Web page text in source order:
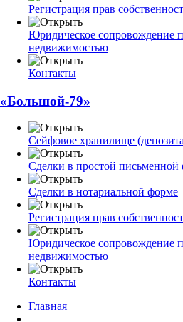
Регистрация прав
Юридическое сопровождение
недвижимостью
Контакты
«Большой-79»
Сейфовое хранилище
Сделки в простой письменной
Сделки в нотариальной форме
Регистрация прав
Юридическое сопровождение
недвижимостью
Контакты
Главная